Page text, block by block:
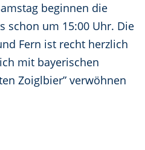
beginnen die
schon um 15:00 Uhr. Die
Fern ist recht herzlich
mit bayerischen
Zoiglbier” verwöhnen